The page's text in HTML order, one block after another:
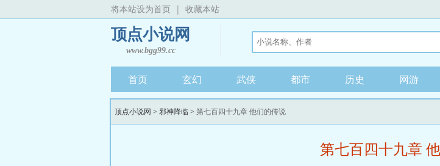
将本站设为首页 | 收藏本站
顶点小说网
www.bgg99.cc
首页 玄幻 武侠 都市 历史 网游
顶点小说网 > 邪神降临 > 第七百四十九章 他们的传说
第七百四十九章